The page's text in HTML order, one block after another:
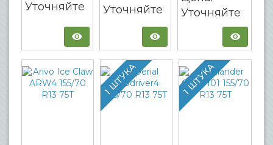
Уточняйте
Уточняйте
Уточняйте
1 ШТУКА 1 ШТУКА